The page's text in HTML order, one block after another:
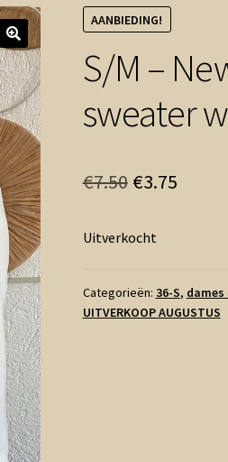
AANBIEDING!
S/M –
sweater
€7.50
was:
€3.75
Uitverkocht
Categorieën: 36-S, dames
UITVERKOOP AUGUSTUS